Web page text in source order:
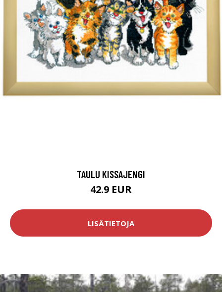
TAULU KISSAJENGI
42.9 EUR
LISÄTIETOJA